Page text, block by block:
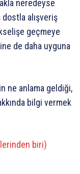
neredeyse
alışveriş
geçmeye
de daha uyguna
ne anlama geldiği,
bilgi vermek